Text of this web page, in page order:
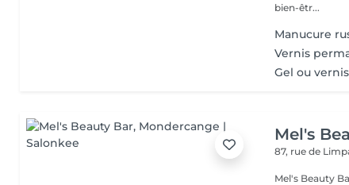
bien-êtr...
Manucure
Vernis
Gel ou
Mel's
87, rue de
Mel's Beauty Bar Institut de beauté à Mondercange